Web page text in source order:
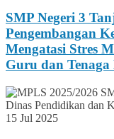
SMP Negeri 3
Pengembangan
Mengatasi Stres
Guru dan
15 Jul 2025